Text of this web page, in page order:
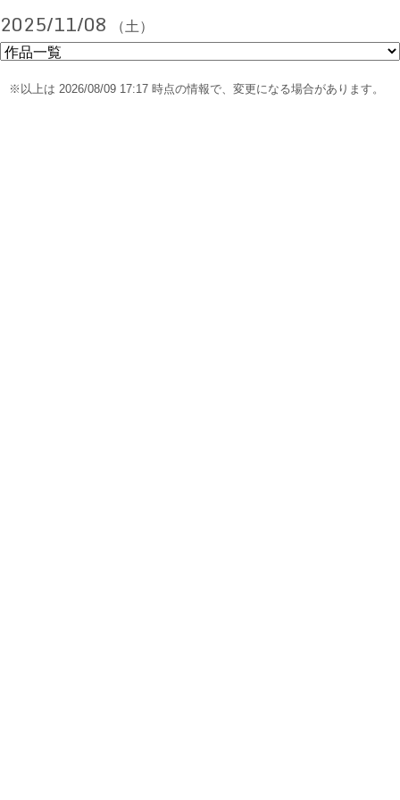
2025/11/08 （土）
※以上は 2026/08/09 17:17 時点の情報で、変更になる場合があります。